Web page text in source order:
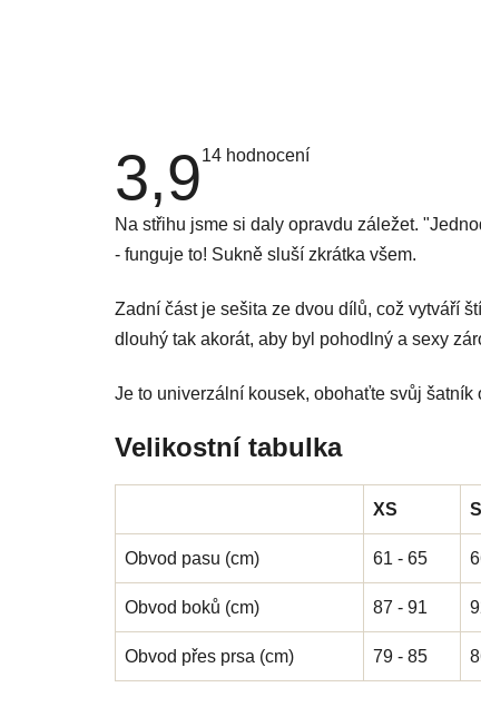
3,9Průměrné
3,9
z
5
14 hodnocení
Na střihu jsme si daly opravdu záležet.
- funguje to! Sukně sluší zkrátka všem.
Zadní část je sešita ze dvou dílů, což vytváří
dlouhý tak akorát, aby byl pohodlný a sexy
Je to univerzální kousek, obohaťte svůj šatník
Velikostní tabulka
XS S
Obvod pasu (cm) 61 - 65
Obvod boků (cm) 87 - 91
Obvod přes prsa (cm) 79 - 85